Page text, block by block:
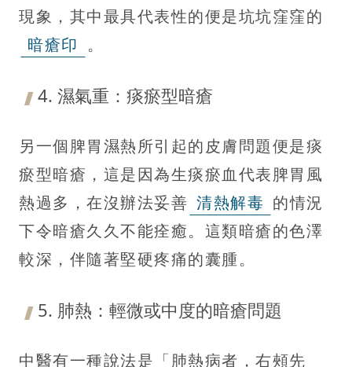
現象，其中最具代表性的便是坑坑窪窪的
暗瘡印 。
4. 濕氣重：痰瘀型暗瘡
另一個脾胃濕熱所引起的皮膚問題便是痰
瘀型暗瘡，這是因為生痰瘀血代表脾胃風
熱過多，在沒辦法妥善 清熱解毒 的情況
下令暗瘡久久不能痊癒。這類暗瘡的色澤
較深，伴隨著堅硬疼痛的囊腫。
5. 肺熱：輕微或中度的暗瘡問題
中醫有一種說法是「肺熱病者，右頰先